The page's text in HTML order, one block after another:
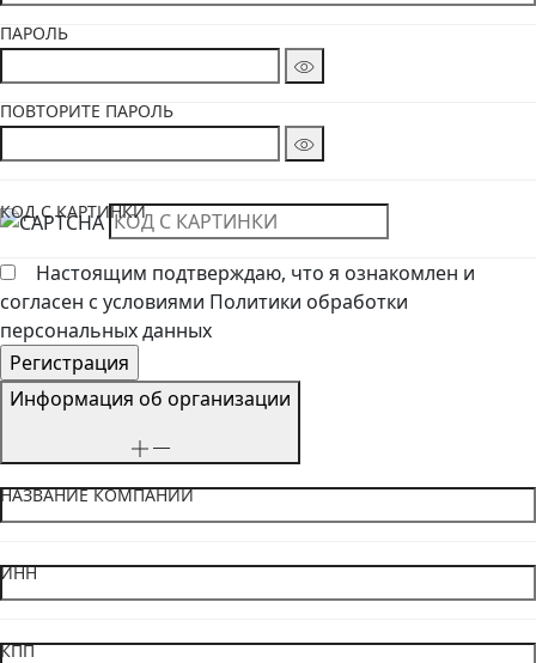
ПАРОЛЬ
ПОВТОРИТЕ ПАРОЛЬ
КОД С КАРТИНКИ
Настоящим подтверждаю, что я ознакомлен и
согласен с условиями Политики обработки
персональных данных
Информация об организации
НАЗВАНИЕ КОМПАНИИ
ИНН
КПП